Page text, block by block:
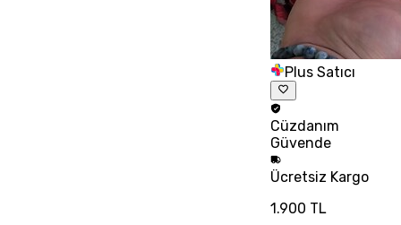
Plus Satıcı
Cüzdanım
Güvende
Ücretsiz Kargo
1.900 TL